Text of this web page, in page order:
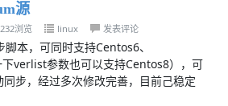
源
浏览 linux 发表评论
本，可同时支持Centos6、
verlist参数也可以支持Centos8），可
步，经过多次修改完善，目前己稳定